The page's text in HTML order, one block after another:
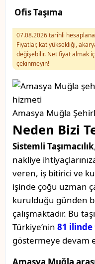
Ofis Taşıma
07.08.2026 tarihli
Fiyatlar, kat yüksekliği,
değişebilir. Net fiyat almak
çekinmeyin!
Amasya Muğla
Neden Bizi
Sistemli Taşımacılık
nakliye
veren, iş bitirici ve
işinde çoğu uzman
kurulduğu günden
çalışmaktadır. Bu
Türkiye’nin 81 ilinde
göstermeye devam